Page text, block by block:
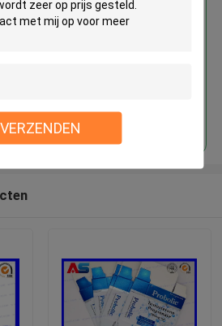
VERZENDEN
Kleine Doos 10ml
het de Laserhologram Zilver